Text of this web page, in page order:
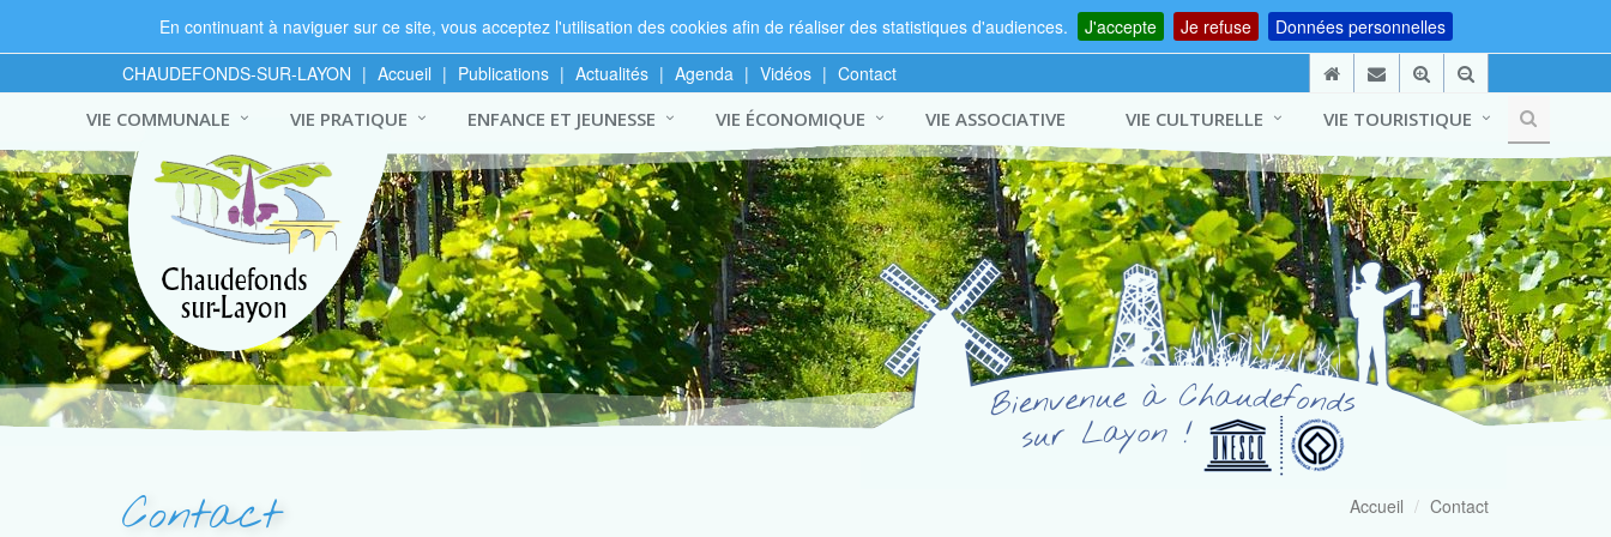
En continuant à naviguer sur ce site, vous acceptez l'utilisation des cookies afin de réaliser des statistiques d'audiences. J'accepte Je refuse
Données personnelles
CHAUDEFONDS-SUR-LAYON | Accueil | Publications | Actualités | Agenda | Vidéos | Contact
VIE COMMUNALE
VIE PRATIQUE ENFANCE ET JEUNESSE VIE ÉCONOMIQUE VIE ASSOCIATIVE VIE CULTURELLE VIE TOURISTIQUE
Contact Accueil Contact